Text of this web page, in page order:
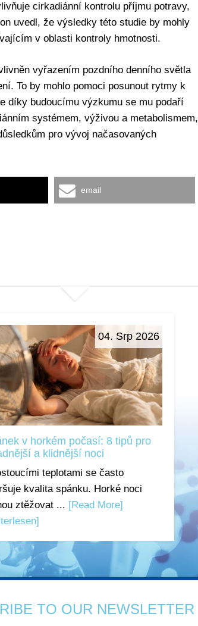
cirkadiánní kontrolu příjmu potravy,
uvedl, že výsledky této studie by mohly
v oblasti kontroly hmotnosti.
vyřazením pozdního denního světla
To by mohlo pomoci posunout rytmy k
díky budoucímu výzkumu se mu podaří
systémem, výživou a metabolismem,
pro vývoj načasovaných
email
04. Srp 2026
v horkém počasí: 8 tipů pro
a klidnější noci
teplotami se často
kvalita spánku. Horké noci
ztěžovat ... [Read More]
TO OUR NEWSLETTER